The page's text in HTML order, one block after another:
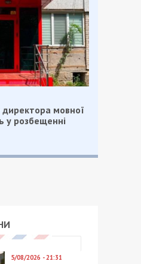
мовної
у розбещенні
5/08/2026 - 21:31